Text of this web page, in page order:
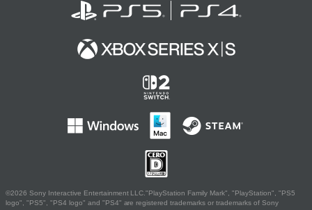
©2026 Sony Interactive Entertainment LLC."PlayStation Family Mark", "PlayStation", "PS5
logo", "PS5", "PS4 logo" and "PS4" are registered trademarks or trademarks of Sony